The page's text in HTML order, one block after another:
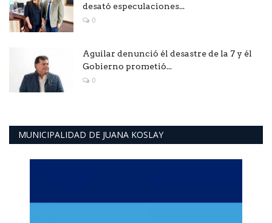
desató especulaciones...
0
Aguilar denunció él desastre de la 7 y él
Gobierno prometió...
0
MUNICIPALIDAD DE JUANA KOSLAY